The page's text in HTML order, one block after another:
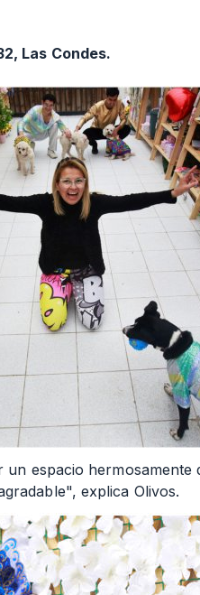
Las Condes.
un espacio
explica Olivos.